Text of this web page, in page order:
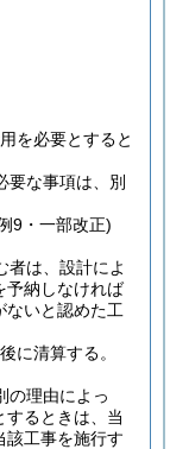
を必要とすると
要な事項は、別
9・一部改正)
者は、設計によ
予納しなければ
ないと認めた工
に清算する。
の理由によっ
るときは、当
該工事を施行す